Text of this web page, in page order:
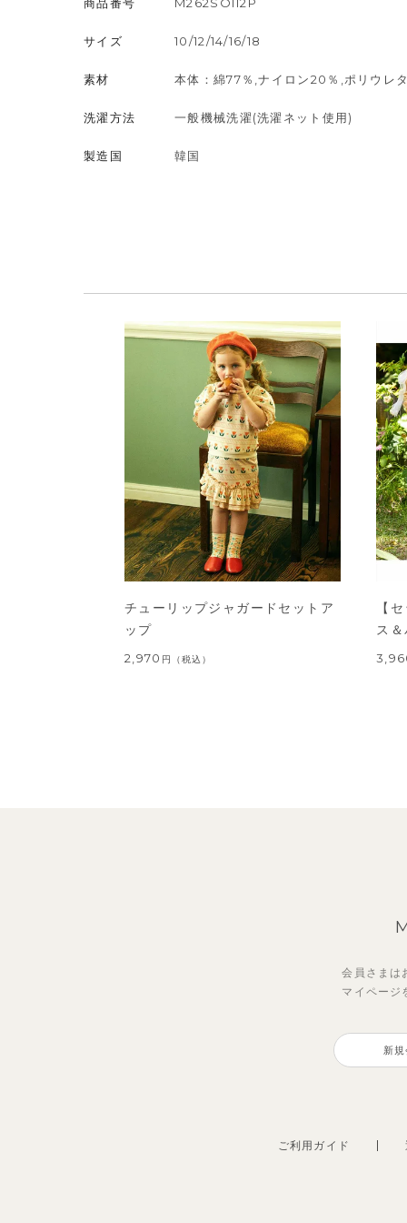
サイズ 10/12/14/16/18
素材 本体：綿77％,ナイロン20％,ポリウレ
洗濯方法 一般機械洗濯(洗濯ネット使用)
製造国 韓国
チューリップジャガードセットア
ップ
2,970 円 （税込）
【
ス＆
イ
プス
会員さまは
マイページ
新規
ご利用ガイド